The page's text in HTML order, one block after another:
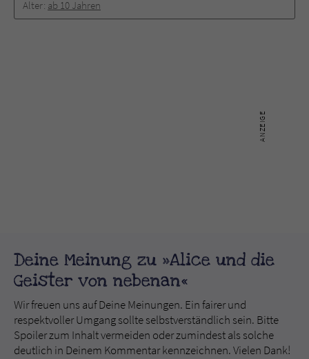
Alter: ab 10 Jahren
Deine Meinung zu »Alice und die
Geister von nebenan«
Wir freuen uns auf Deine Meinungen. Ein fairer und
respektvoller Umgang sollte selbstverständlich sein. Bitte
Spoiler zum Inhalt vermeiden oder zumindest als solche
deutlich in Deinem Kommentar kennzeichnen. Vielen Dank!